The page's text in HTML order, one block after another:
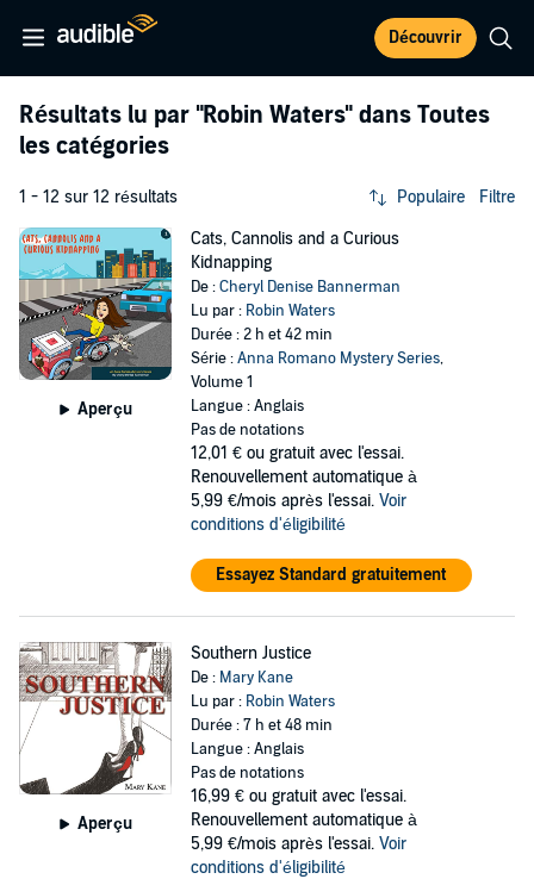
Découvrir
Résultats lu par "Robin Waters" dans Toutes
les catégories
1 - 12 sur 12 résultats Populaire Filtre
Aperçu
Cats, Cannolis and a Curious
Kidnapping
De :Cheryl Denise Bannerman
Lu par : Robin Waters
Durée : 2 h et 42 min
Série :Anna Romano Mystery Series,
Volume 1
Langue : Anglais
Pas de notations
12,01 € ou gratuit avec l'essai.
Renouvellement automatique à
5,99 €/mois après l'essai. Voir
conditions d'éligibilité
Essayez Standard gratuitement
Aperçu
Southern Justice
De : Mary Kane
Lu par : Robin Waters
Durée : 7 h et 48 min
Langue : Anglais
Pas de notations
16,99 € ou gratuit avec l'essai.
Renouvellement automatique à
5,99 €/mois après l'essai. Voir
conditions d'éligibilité